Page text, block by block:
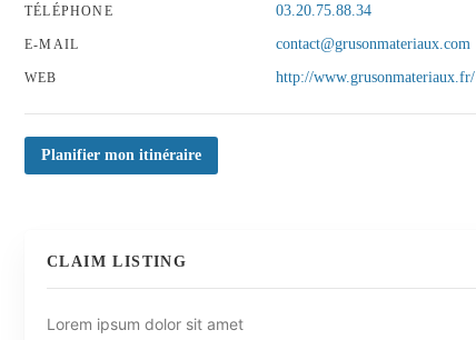
TÉLÉPHONE 03.20.75.88.34
E-MAIL contact@grusonmateriaux.com
WEB http://www.grusonmateriaux.fr/
Planifier mon itinéraire
CLAIM LISTING
Lorem ipsum dolor sit amet